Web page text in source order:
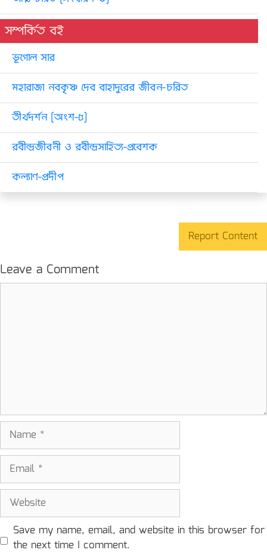
সম্পর্কিত বই
ভূগোল সার
মহারাজা নবকৃষ্ণ দেব বাহাদুরের জীবন-চরিত
তীর্থদর্শন [অংশ-৫]
রবীন্দ্রজীবনী ও রবীন্দ্রসাহিত্য-প্রবেশক
কল্যাণ-প্রদীপ
Report Content
Leave a Comment
Name
Email
Website
Save my name, email, and website in this browser for
the next time I comment.